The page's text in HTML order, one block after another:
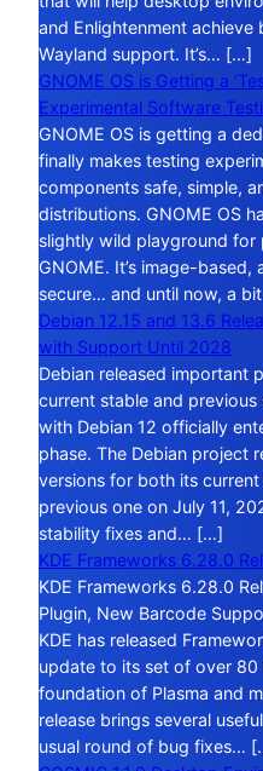
and Enlightenment
Wayland support. It’s… […]
GNOME OS is Getting a
Experimental Software
GNOME OS is getting a
finally makes testing
components safe, simple,
distributions. GNOME OS
slightly wild playground for
GNOME. It’s image-
secure… and until now, a
Debian 12.15 and 13.6
with Support Until 2028
Debian released important
current stable and previous
with Debian 12 officially
phase. The Debian project
versions for both its
previous one on July 11,
stability fixes and… […]
KDE Frameworks 6.28.0
KDE Frameworks 6.28.0
Plugin, New Barcode
KDE has released
update to its set of over
foundation of Plasma and
release brings several
usual round of bug fixes…